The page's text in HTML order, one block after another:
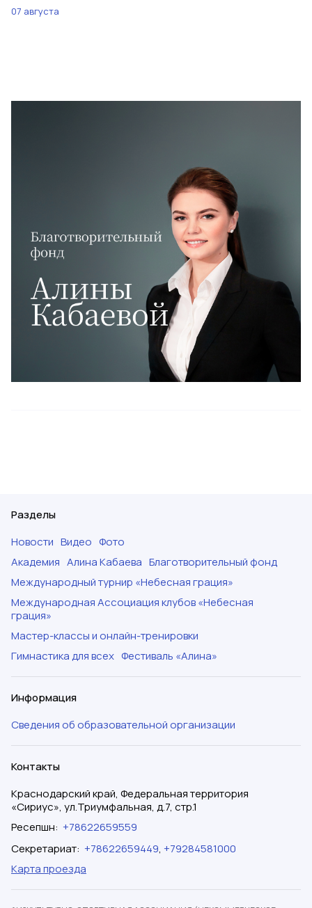
07 августа
Разделы
Новости Видео Фото
Академия Алина Кабаева Благотворительный фонд
Международный турнир «Небесная грация»
Международная Ассоциация клубов «Небесная
грация»
Мастер-классы и онлайн-тренировки
Гимнастика для всех Фестиваль «Алина»
Информация
Сведения об образовательной организации
Контакты
Краснодарский край, Федеральная территория
«Сириус», ул.Триумфальная, д.7, стр.1
Ресепшн: +78622659559
Секретариат: +78622659449, +79284581000
Карта проезда